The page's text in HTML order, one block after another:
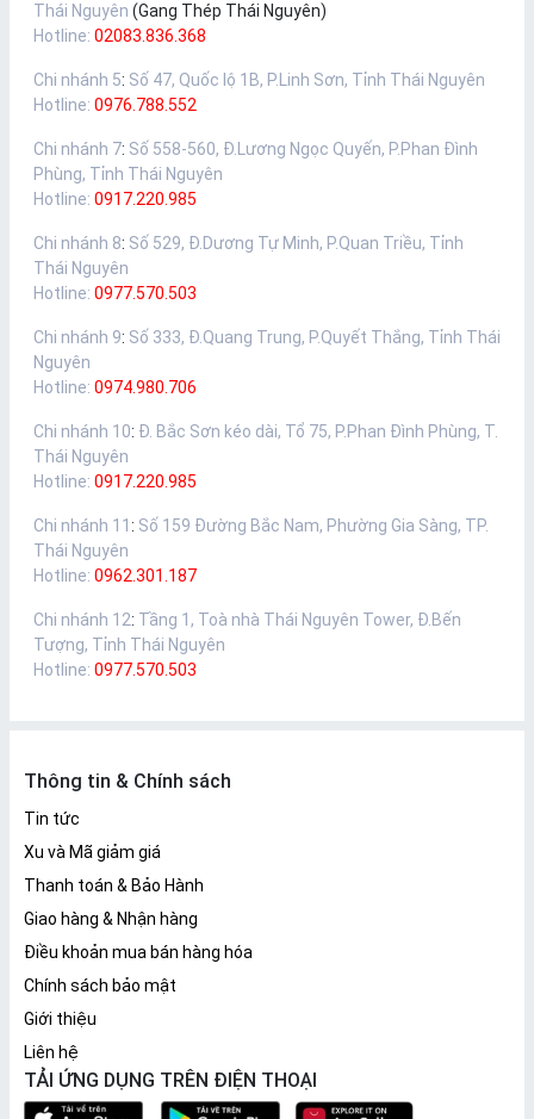
Thái Nguyên (Gang Thép Thái Nguyên)
Hotline: 02083.836.368
Chi nhánh 5: Số 47, Quốc lộ 1B, P.Linh Sơn, Tỉnh Thái Nguyên
Hotline: 0976.788.552
Chi nhánh 7: Số 558-560, Đ.Lương Ngọc Quyến, P.Phan Đình
Phùng, Tỉnh Thái Nguyên
Hotline: 0917.220.985
Chi nhánh 8: Số 529, Đ.Dương Tự Minh, P.Quan Triều, Tỉnh
Thái Nguyên
Hotline: 0977.570.503
Chi nhánh 9: Số 333, Đ.Quang Trung, P.Quyết Thắng, Tỉnh Thái
Nguyên
Hotline: 0974.980.706
Chi nhánh 10: Đ. Bắc Sơn kéo dài, Tổ 75, P.Phan Đình Phùng, T.
Thái Nguyên
Hotline: 0917.220.985
Chi nhánh 11 : Số 159 Đường Bắc Nam, Phường Gia Sàng, TP.
Thái Nguyên
Hotline: 0962.301.187
Chi nhánh 12: Tầng 1, Toà nhà Thái Nguyên Tower, Đ.Bến
Tượng, Tỉnh Thái Nguyên
Hotline: 0977.570.503
Thông tin & Chính sách
Tin tức
Xu và Mã giảm giá
Thanh toán & Bảo Hành
Giao hàng & Nhận hàng
Điều khoản mua bán hàng hóa
Chính sách bảo mật
Giới thiệu
Liên hệ
TẢI ỨNG DỤNG TRÊN ĐIỆN THOẠI